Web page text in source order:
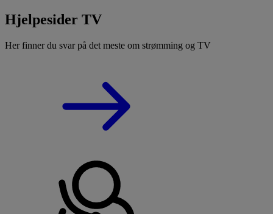
Hjelpesider TV
Her finner du svar på det meste om strømming og TV